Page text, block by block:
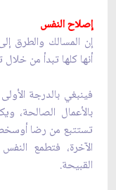
إصلاح النفس‏
إن المسالك والطرق
أنها كلها تبدأ من
فينبغي بالدرجة
بالأعمال الصالحة،
تستتبع من رضا أوسخط
الآخرة، فتطمع
القبيحة.